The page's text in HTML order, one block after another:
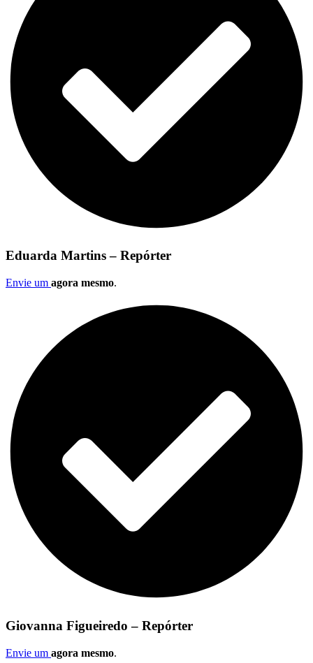
Eduarda Martins – Repórter
Envie um agora mesmo.
Giovanna Figueiredo – Repórter
Envie um agora mesmo.